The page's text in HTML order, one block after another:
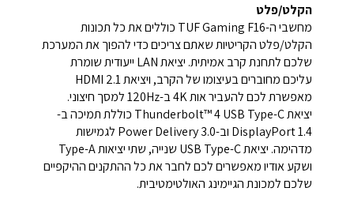
הקלט/פלט
מחשבי ה-TUF Gaming F16 כוללים את כל תכונות
הקלט/פלט הקריטיות שאתם צריכים כדי להפוך את המערכת
שלכם לתחנת קרב אמיתית. יציאת LAN ייעודית שומרת
עליכם מחוברים בעיצומו של הקרב, ויציאת HDMI 2.1
מאפשרת לכם להעביר אות 4K ב-120Hz למסך חיצוני.
יציאת Thunderbolt™ 4 USB Type-C כוללת תמיכה ב-
DisplayPort 1.4 וב-Power Delivery 3.0 לגמישות
מדהימה. יציאת USB Type-C שנייה, שתי יציאות Type-A
ושקע אודיו מאפשרים לכם לחבר את כל ההתקנים ההיקפיים
שלכם למכונת הגיימינג האולטימטיבית.